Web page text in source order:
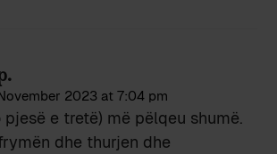
2023 at 7:04 pm
pjesë e tretë) më pëlqeu shumë.
dhe thurjen dhe